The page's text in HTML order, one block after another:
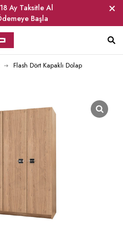
Ay Taksitle Al
Başla
Flash Dört Kapaklı Dolap